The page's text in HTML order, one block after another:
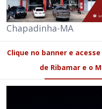
Chapadinha-MA
Clique no banner e
de Ribamar e o